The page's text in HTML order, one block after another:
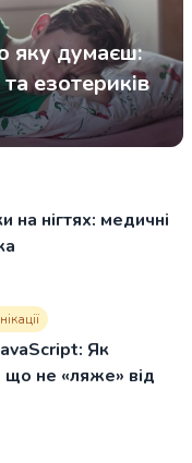
яку думаєш:
езотериків
нігтях: медичні
Як
не «ляже» від